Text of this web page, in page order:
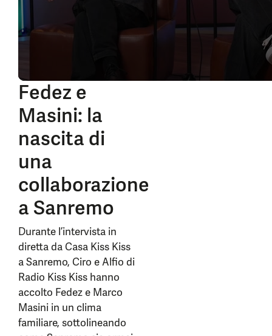
Fedez e
Masini: la
nascita di
una
collaborazione
a Sanremo
Durante l’intervista in
diretta da Casa Kiss Kiss
a Sanremo, Ciro e Alfio di
Radio Kiss Kiss hanno
accolto Fedez e Marco
Masini in un clima
familiare, sottolineando